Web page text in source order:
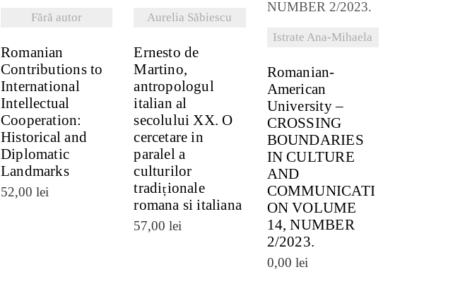
Fără autor
Romanian
Contributions to
International
Intellectual
Cooperation:
Historical and
Diplomatic
Landmarks
52,00 lei
Aurelia Săbiescu
Ernesto de
Martino,
antropologul
italian al
secolului XX. O
cercetare in
paralel a
culturilor
tradiționale
romana si italiana
57,00lei
Istrate Ana-Mihaela
Romanian-
American
University –
CROSSING
BOUNDARIES
IN CULTURE
AND
COMMUNICATI
ON VOLUME
14, NUMBER
2/2023.
0,00 lei